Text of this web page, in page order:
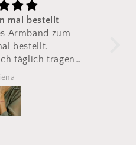
mal bestellt
Armband zum
bestellt.
täglich tragen
gerissen
zweites mal
happy